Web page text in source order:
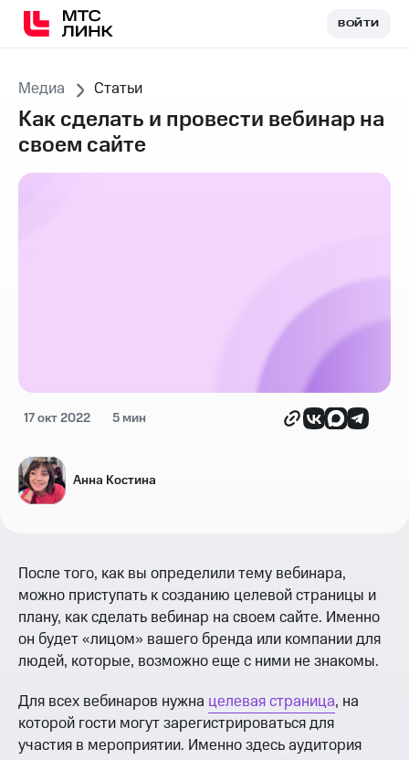
ВОЙТИВОЙТИ
Медиа Статьи
Как сделать и провести вебинар на
своем сайте
17 окт 2022 5 мин
Анна Костина
После того, как вы определили тему вебинара,
можно приступать к созданию целевой страницы и
плану, как сделать вебинар на своем сайте. Именно
он будет «лицом» вашего бренда или компании для
людей, которые, возможно еще с ними не знакомы.
Для всех вебинаров нужна целевая страница, на
которой гости могут зарегистрироваться для
участия в мероприятии. Именно здесь аудитория